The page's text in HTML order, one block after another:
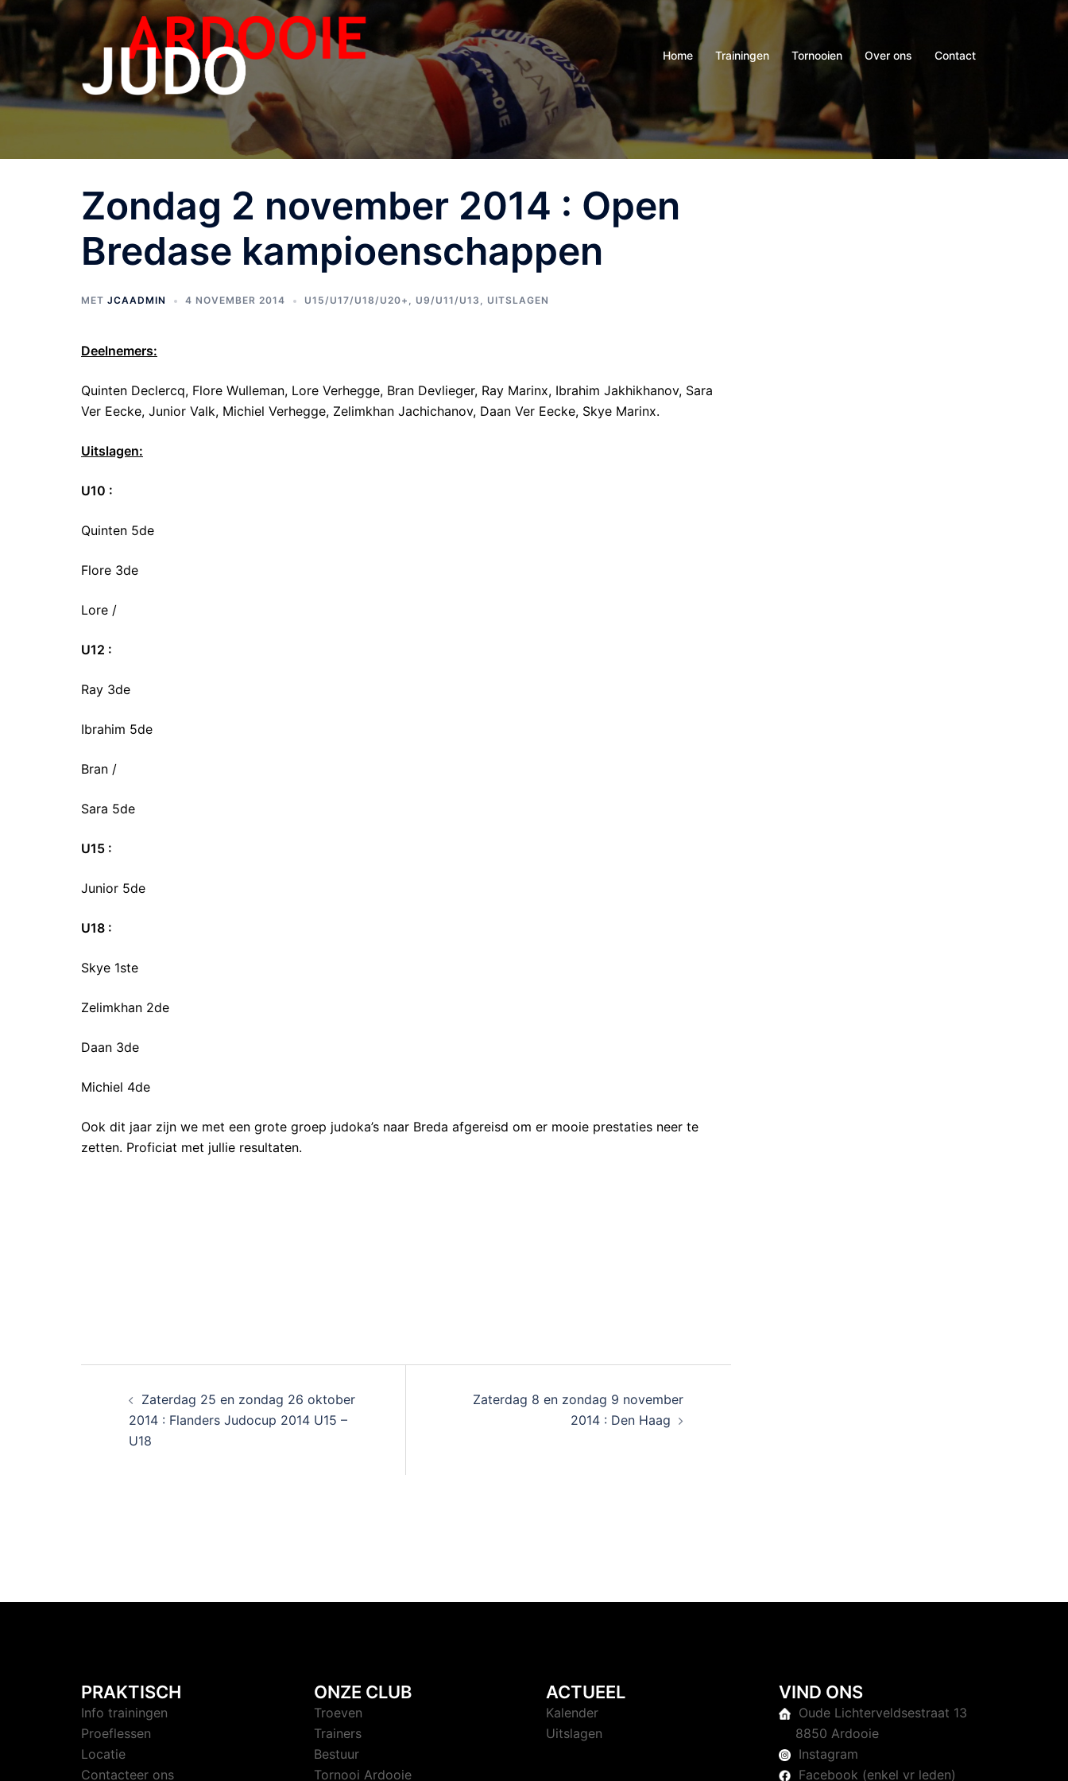
Home Trainingen Tornooien Over ons Contact
Zondag 2 november 2014 : Open
Bredase kampioenschappen
MET JCAADMIN 4 NOVEMBER 2014 U15/U17/U18/U20+ , U9/U11/U13 , UITSLAGEN
Deelnemers:
Quinten Declercq, Flore Wulleman, Lore Verhegge, Bran Devlieger, Ray Marinx, Ibrahim Jakhikhanov, Sara
Ver Eecke, Junior Valk, Michiel Verhegge, Zelimkhan Jachichanov, Daan Ver Eecke, Skye Marinx.
Uitslagen:
U10 :
Quinten 5de
Flore 3de
Lore /
U12 :
Ray 3de
Ibrahim 5de
Bran /
Sara 5de
U15 :
Junior 5de
U18 :
Skye 1ste
Zelimkhan 2de
Daan 3de
Michiel 4de
Ook dit jaar zijn we met een grote groep judoka’s naar Breda afgereisd om er mooie prestaties neer te
zetten. Proficiat met jullie resultaten.
Zaterdag 25 en zondag 26 oktober
2014 : Flanders Judocup 2014 U15 –
U18
Zaterdag 8 en zondag 9 november
2014 : Den Haag
PRAKTISCH
Info trainingen
Proeflessen
Locatie
Contacteer ons
ONZE CLUB
Troeven
Trainers
Bestuur
Tornooi Ardooie
ACTUEEL
Kalender
Uitslagen
VIND ONS
Oude Lichterveldsestraat 13
8850 Ardooie
Instagram
Facebook (enkel vr leden)